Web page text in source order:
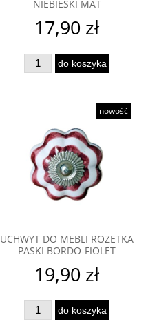
NIEBIESKI MAT
17,90 zł
do koszyka
UCHWYT DO MEBLI ROZETKA
PASKI BORDO-FIOLET
19,90 zł
do koszyka
nowość